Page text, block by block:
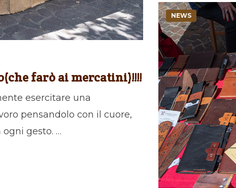
farò ai mercatini)!!!!
esercitare una
pensandolo con il cuore,
gesto. …
NEWS